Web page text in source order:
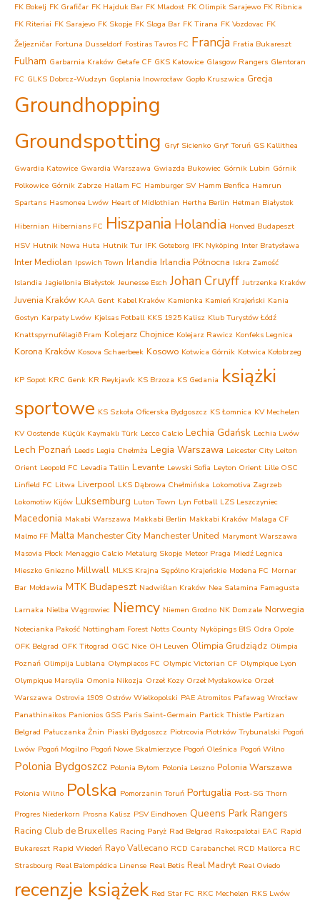
FK Bokelj FK Grafičar FK Hajduk Bar FK Mladost FK Olimpik Sarajewo FK Ribnica
FK Riteriai FK Sarajevo FK Skopje FK Sloga Bar FK Tirana FK Vozdovac FK
Željezničar Fortuna Dusseldorf Fostiras Tavros FC Francja Fratia Bukareszt
Fulham Garbarnia Kraków Getafe CF GKS Katowice Glasgow Rangers Glentoran
FC GLKS Dobrcz-Wudzyn Goplania Inowrocław Gopło Kruszwica Grecja
Groundhopping
Groundspotting Gryf Sicienko Gryf Toruń GS Kallithea
Gwardia Katowice Gwardia Warszawa Gwiazda Bukowiec Górnik Lubin Górnik
Polkowice Górnik Zabrze Hallam FC Hamburger SV Hamm Benfica Hamrun
Spartans Hasmonea Lwów Heart of Midlothian Hertha Berlin Hetman Białystok
Hibernian Hibernians FC Hiszpania Holandia Honved Budapeszt
HSV Hutnik Nowa Huta Hutnik Tur IFK Goteborg IFK Nyköping Inter Bratysława
Inter Mediolan Ipswich Town Irlandia Irlandia Północna Iskra Zamość
Islandia Jagiellonia Białystok Jeunesse Esch Johan Cruyff Jutrzenka Kraków
Juvenia Kraków KAA Gent Kabel Kraków Kamionka Kamień Krajeński Kania
Gostyn Karpaty Lwów Kjelsas Fotball KKS 1925 Kalisz Klub Turystów Łódź
Knattspyrnufélagið Fram Kolejarz Chojnice Kolejarz Rawicz Konfeks Legnica
Korona Kraków Kosova Schaerbeek Kosowo Kotwica Górnik Kotwica Kołobrzeg
KP Sopot KRC Genk KR Reykjavík KS Brzoza KS Gedania książki
sportowe KS Szkoła Oficerska Bydgoszcz KS Łomnica KV Mechelen
KV Oostende Küçük Kaymaklı Türk Lecco Calcio Lechia Gdańsk Lechia Lwów
Lech Poznań Leeds Legia Chełmża Legia Warszawa Leicester City Leiton
Orient Leopold FC Levadia Tallin Levante Lewski Sofia Leyton Orient Lille OSC
Linfield FC Litwa Liverpool LKS Dąbrowa Chełmińska Lokomotiva Zagrzeb
Lokomotiw Kijów Luksemburg Luton Town Lyn Fotball LZS Leszczyniec
Macedonia Makabi Warszawa Makkabi Berlin Makkabi Kraków Malaga CF
Malmo FF Malta Manchester City Manchester United Marymont Warszawa
Masovia Płock Menaggio Calcio Metalurg Skopje Meteor Praga Miedź Legnica
Mieszko Gniezno Millwall MLKS Krajna Sępólno Krajeńskie Modena FC Mornar
Bar Mołdawia MTK Budapeszt Nadwiślan Kraków Nea Salamina Famagusta
Larnaka Nielba Wągrowiec Niemcy Niemen Grodno NK Domzale Norwegia
Notecianka Pakość Nottingham Forest Notts County Nyköpings BIS Odra Opole
OFK Belgrad OFK Titograd OGC Nice OH Leuven Olimpia Grudziądz Olimpia
Poznań Olimpija Lublana Olympiacos FC Olympic Victorian CF Olympique Lyon
Olympique Marsylia Omonia Nikozja Orzeł Kozy Orzeł Mysłakowice Orzeł
Warszawa Ostrovia 1909 Ostrów Wielkopolski PAE Atromitos Pafawag Wrocław
Panathinaikos Panionios GSS Paris Saint-Germain Partick Thistle Partizan
Belgrad Pałuczanka Żnin Piaski Bydgoszcz Piotrcovia Piotrków Trybunalski Pogoń
Lwów Pogoń Mogilno Pogoń Nowe Skalmierzyce Pogoń Oleśnica Pogoń Wilno
Polonia Bydgoszcz Polonia Bytom Polonia Leszno Polonia Warszawa
Polonia Wilno Polska Pomorzanin Toruń Portugalia Post-SG Thorn
Progres Niederkorn Prosna Kalisz PSV Eindhoven Queens Park Rangers
Racing Club de Bruxelles Racing Paryż Rad Belgrad Rakospalotai EAC Rapid
Bukareszt Rapid Wiedeń Rayo Vallecano RCD Carabanchel RCD Mallorca RC
Strasbourg Real Balompédica Linense Real Betis Real Madryt Real Oviedo
recenzje książek Red Star FC RKC Mechelen RKS Lwów